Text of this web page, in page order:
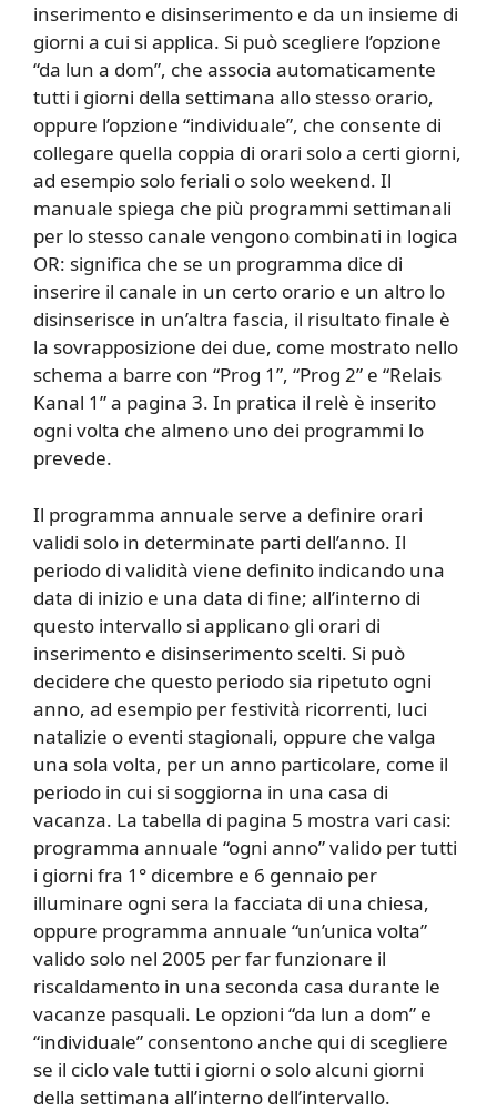
inserimento e disinserimento e da un insieme di
giorni a cui si applica. Si può scegliere l’opzione
“da lun a dom”, che associa automaticamente
tutti i giorni della settimana allo stesso orario,
oppure l’opzione “individuale”, che consente di
collegare quella coppia di orari solo a certi giorni,
ad esempio solo feriali o solo weekend. Il
manuale spiega che più programmi settimanali
per lo stesso canale vengono combinati in logica
OR: significa che se un programma dice di
inserire il canale in un certo orario e un altro lo
disinserisce in un’altra fascia, il risultato finale è
la sovrapposizione dei due, come mostrato nello
schema a barre con “Prog 1”, “Prog 2” e “Relais
Kanal 1” a pagina 3. In pratica il relè è inserito
ogni volta che almeno uno dei programmi lo
prevede.
Il programma annuale serve a definire orari
validi solo in determinate parti dell’anno. Il
periodo di validità viene definito indicando una
data di inizio e una data di fine; all’interno di
questo intervallo si applicano gli orari di
inserimento e disinserimento scelti. Si può
decidere che questo periodo sia ripetuto ogni
anno, ad esempio per festività ricorrenti, luci
natalizie o eventi stagionali, oppure che valga
una sola volta, per un anno particolare, come il
periodo in cui si soggiorna in una casa di
vacanza. La tabella di pagina 5 mostra vari casi:
programma annuale “ogni anno” valido per tutti
i giorni fra 1° dicembre e 6 gennaio per
illuminare ogni sera la facciata di una chiesa,
oppure programma annuale “un’unica volta”
valido solo nel 2005 per far funzionare il
riscaldamento in una seconda casa durante le
vacanze pasquali. Le opzioni “da lun a dom” e
“individuale” consentono anche qui di scegliere
se il ciclo vale tutti i giorni o solo alcuni giorni
della settimana all’interno dell’intervallo.